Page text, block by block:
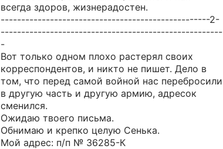
всегда здоров, жизнерадостен.
---------------------------------------------------2-
------------------------------------------------------
-
Вот только одном плохо растерял своих
корреспондентов, и никто не пишет. Дело в
том, что перед самой войной нас перебросили
в другую часть и другую армию, адресок
сменился.
Ожидаю твоего письма.
Обнимаю и крепко целую Сенька.
Мой адрес: п/п № 36285-К